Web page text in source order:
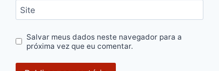
Site
Salvar meus dados neste navegador para a
próxima vez que eu comentar.